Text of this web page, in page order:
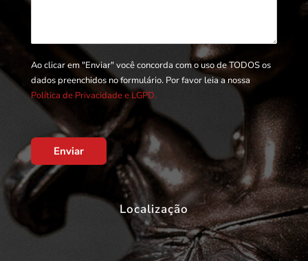
Ao clicar em "Enviar" você concorda com o uso de TODOS os
dados preenchidos no formulário. Por favor leia a nossa
Política de Privacidade e LGPD.
Enviar
Localização